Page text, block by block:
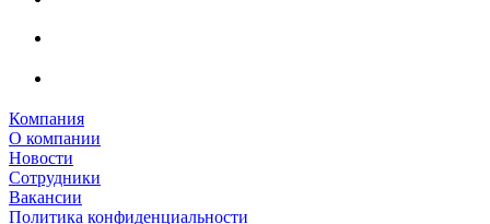
Компания
О компании
Новости
Сотрудники
Вакансии
Политика конфиденциальности